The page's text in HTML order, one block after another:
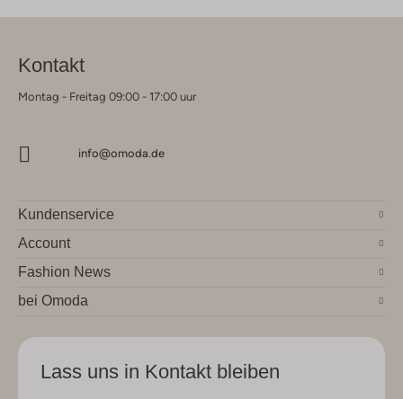
Kontakt
Montag - Freitag 09:00 - 17:00 uur
info@omoda.de
Kundenservice
Account
Fashion News
bei Omoda
Lass uns in Kontakt bleiben